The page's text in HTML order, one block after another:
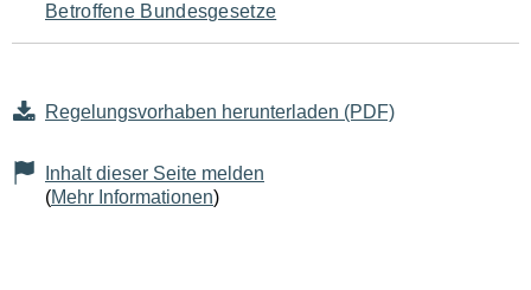
Betroffene Bundesgesetze
Regelungsvorhaben herunterladen (PDF)
Inhalt dieser Seite melden
(Mehr Informationen)